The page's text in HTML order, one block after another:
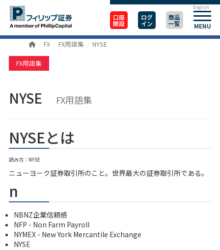
口座
開設
ログ
イン
商品
一覧 MENU
English
FX FX用語集 NYSE
FX用語集
NYSE FX用語集
NYSEとは
読み方：NYSE
ニューヨーク証券取引所のこと。世界最大の証券取引所である。
n
NBNZ企業信頼感
NFP - Non Farm Payroll
NYMEX - New York Mercantile Exchange
NYSE